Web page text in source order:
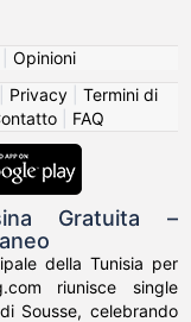
Opinioni
Privacy| Termini di
| FAQ
Gratuita –
della Tunisia per
riunisce single
Sousse, celebrando